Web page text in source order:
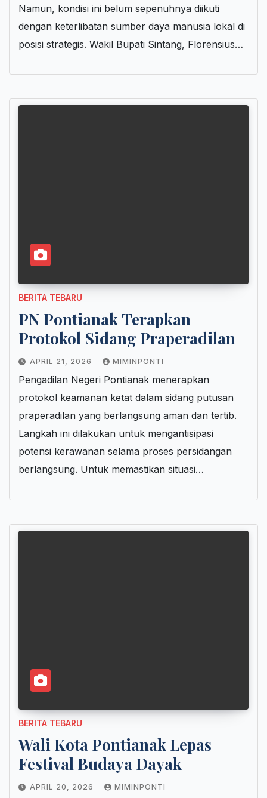
Namun, kondisi ini belum sepenuhnya diikuti
dengan keterlibatan sumber daya manusia lokal di
posisi strategis. Wakil Bupati Sintang, Florensius…
BERITA TEBARU
PN Pontianak Terapkan
Protokol Sidang Praperadilan
APRIL 21, 2026 MIMINPONTI
Pengadilan Negeri Pontianak menerapkan
protokol keamanan ketat dalam sidang putusan
praperadilan yang berlangsung aman dan tertib.
Langkah ini dilakukan untuk mengantisipasi
potensi kerawanan selama proses persidangan
berlangsung. Untuk memastikan situasi…
BERITA TEBARU
Wali Kota Pontianak Lepas
Festival Budaya Dayak
APRIL 20, 2026 MIMINPONTI